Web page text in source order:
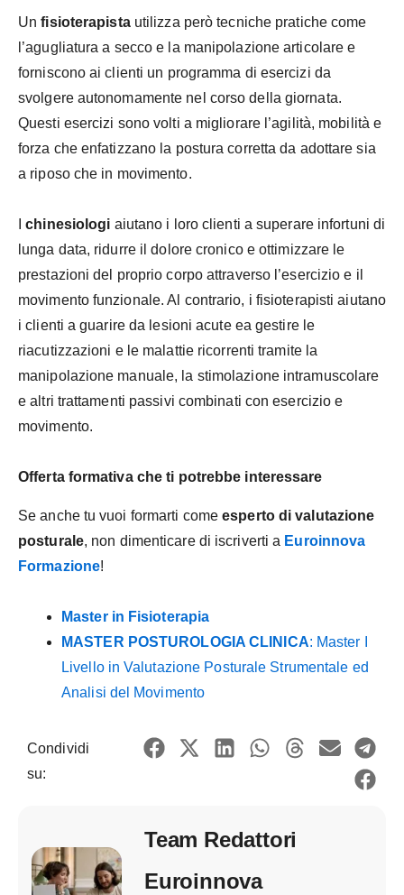
Unfisioterapistautilizza però tecniche pratiche come
l’agugliatura a secco e la manipolazione articolare e
forniscono ai clienti un programma di esercizi da
svolgere autonomamente nel corso della giornata.
Questi esercizi sono volti a migliorare l’agilità, mobilità e
forza che enfatizzano la postura corretta da adottare sia
a riposo che in movimento.
Ichinesiologi aiutano i loro clienti a superare infortuni di
lunga data, ridurre il dolore cronico e ottimizzare le
prestazioni del proprio corpo attraverso l’esercizio e il
movimento funzionale. Al contrario, i fisioterapisti aiutano
i clienti a guarire da lesioni acute ea gestire le
riacutizzazioni e le malattie ricorrenti tramite la
manipolazione manuale, la stimolazione intramuscolare
e altri trattamenti passivi combinati con esercizio e
movimento.
Offerta formativa che ti potrebbe interessare
Se anche tu vuoi formarti comeesperto di valutazione
posturale, non dimenticare di iscriverti a Euroinnova
Formazione!
Master in Fisioterapia
MASTER POSTUROLOGIA CLINICA: Master I
Livello in Valutazione Posturale Strumentale ed
Analisi del Movimento
Condividi
su:
Team Redattori
Euroinnova